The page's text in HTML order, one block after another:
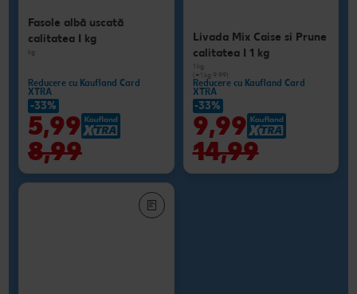
Fasole albă uscată
calitatea I kg
kg
Reducere cu Kaufland Card
XTRA
-33%
5,99
8,99
Livada Mix Caise si Prune
calitatea I 1 kg
1 kg
(=1 kg 9.99)
Reducere cu Kaufland Card
XTRA
-33%
9,99
14,99